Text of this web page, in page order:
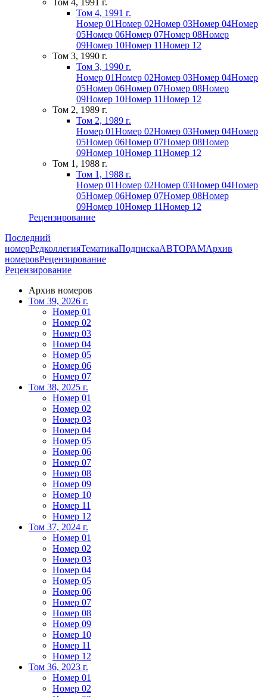
Том 4, 1991 г.
Том 4, 1991 г.
Номер 01Номер 02Номер 03Номер 04Номер
05Номер 06Номер 07Номер 08Номер
09Номер 10Номер 11Номер 12
Том 3, 1990 г.
Том 3, 1990 г.
Номер 01Номер 02Номер 03Номер 04Номер
05Номер 06Номер 07Номер 08Номер
09Номер 10Номер 11Номер 12
Том 2, 1989 г.
Том 2, 1989 г.
Номер 01Номер 02Номер 03Номер 04Номер
05Номер 06Номер 07Номер 08Номер
09Номер 10Номер 11Номер 12
Том 1, 1988 г.
Том 1, 1988 г.
Номер 01Номер 02Номер 03Номер 04Номер
05Номер 06Номер 07Номер 08Номер
09Номер 10Номер 11Номер 12
Рецензирование
Последний
номерРедколлегияТематикаПодпискаАВТОРАМАрхив
номеровРецензирование
Рецензирование
Архив номеров
Том 39, 2026 г.
Номер 01
Номер 02
Номер 03
Номер 04
Номер 05
Номер 06
Номер 07
Том 38, 2025 г.
Номер 01
Номер 02
Номер 03
Номер 04
Номер 05
Номер 06
Номер 07
Номер 08
Номер 09
Номер 10
Номер 11
Номер 12
Том 37, 2024 г.
Номер 01
Номер 02
Номер 03
Номер 04
Номер 05
Номер 06
Номер 07
Номер 08
Номер 09
Номер 10
Номер 11
Номер 12
Том 36, 2023 г.
Номер 01
Номер 02